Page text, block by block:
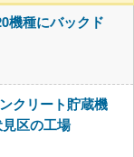
機種にバックド
クリート貯蔵機
区の工場